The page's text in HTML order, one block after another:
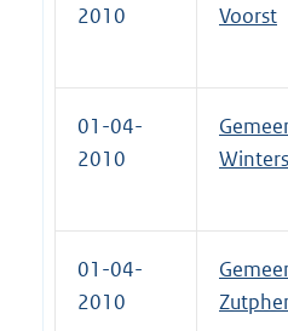
2010
Voorst
01-04-
2010
01-04-
2010